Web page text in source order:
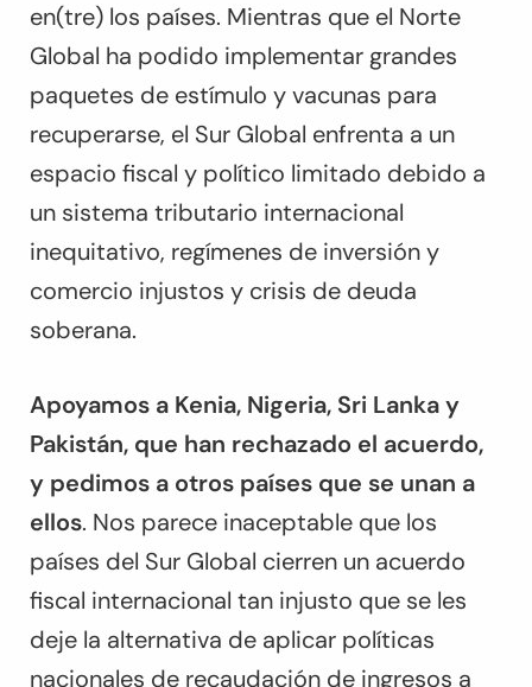
en(tre) los países. Mientras que el Norte
Global ha podido implementar grandes
paquetes de estímulo y vacunas para
recuperarse, el Sur Global enfrenta a un
espacio fiscal y político limitado debido a
un sistema tributario internacional
inequitativo, regímenes de inversión y
comercio injustos y crisis de deuda
soberana.
Apoyamos a Kenia, Nigeria, Sri Lanka y
Pakistán, que han rechazado el acuerdo,
y pedimos a otros países que se unan a
ellos. Nos parece inaceptable que los
países del Sur Global cierren un acuerdo
fiscal internacional tan injusto que se les
deje la alternativa de aplicar políticas
nacionales de recaudación de ingresos a